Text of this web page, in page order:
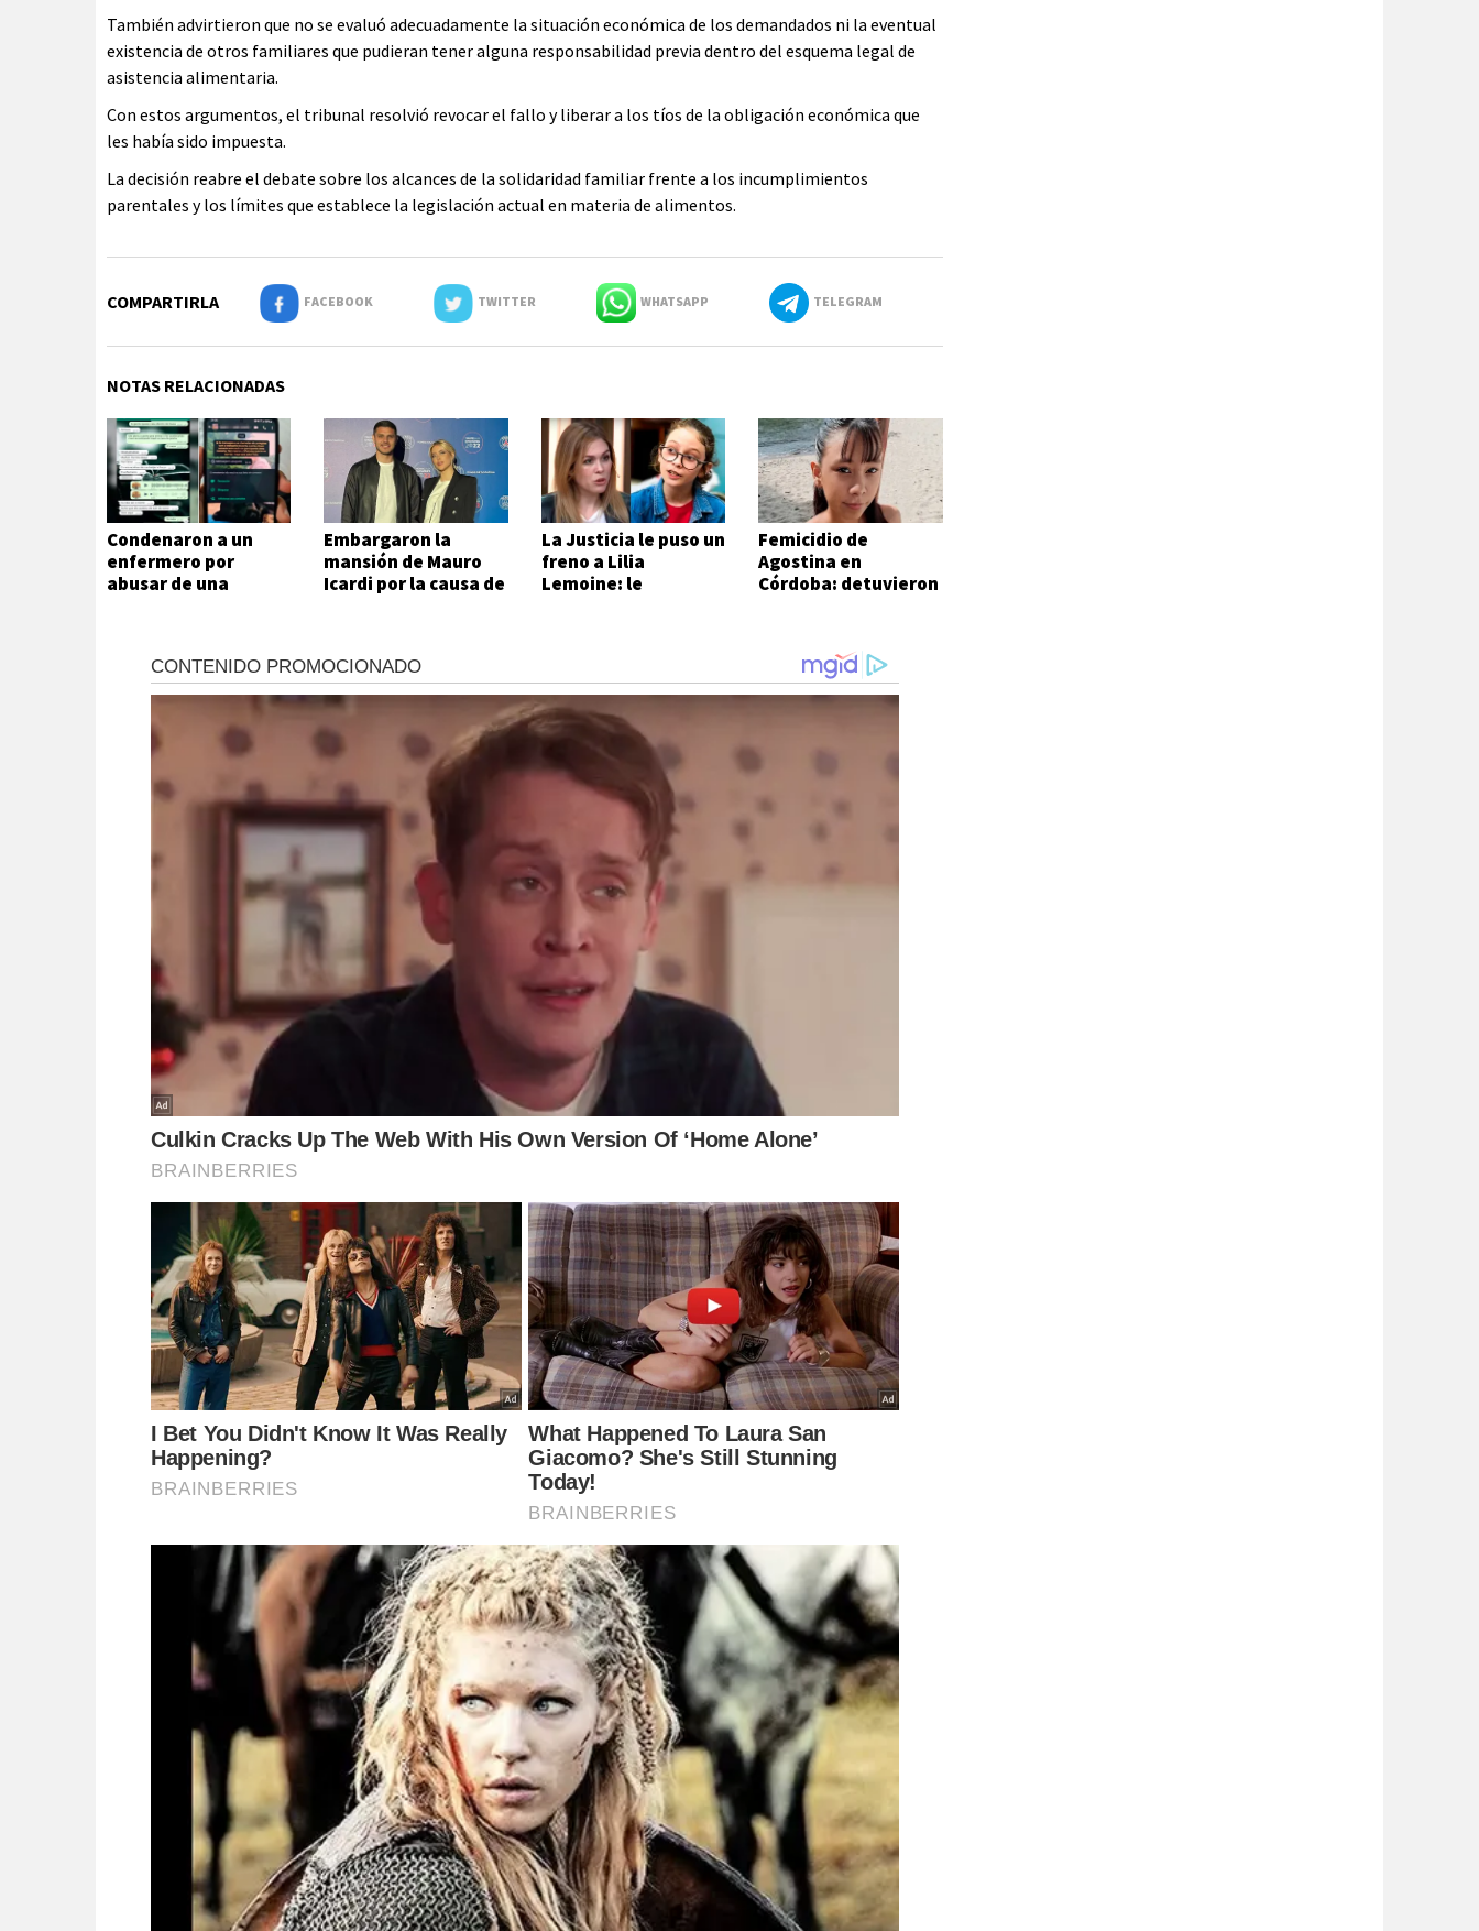
También advirtieron que no se evaluó adecuadamente la situación económica de los demandados ni la eventual
existencia de otros familiares que pudieran tener alguna responsabilidad previa dentro del esquema legal de
asistencia alimentaria.
Con estos argumentos, el tribunal resolvió revocar el fallo y liberar a los tíos de la obligación económica que
les había sido impuesta.
La decisión reabre el debate sobre los alcances de la solidaridad familiar frente a los incumplimientos
parentales y los límites que establece la legislación actual en materia de alimentos.
COMPARTIRLA FACEBOOK TWITTER WHATSAPP TELEGRAM
NOTAS RELACIONADAS
Condenaron a un
enfermero por
abusar de una
Embargaron la
mansión de Mauro
Icardi por la causa de
La Justicia le puso un
freno a Lilia
Lemoine: le
Femicidio de
Agostina en
Córdoba: detuvieron